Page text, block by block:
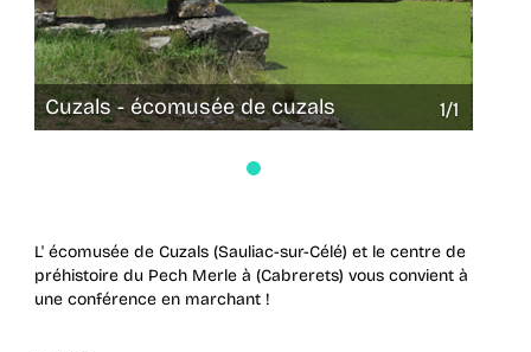
Cuzals - écomusée de cuzals 1/1
L' écomusée de Cuzals (Sauliac-sur-Célé) et le centre de
préhistoire du Pech Merle à (Cabrerets) vous convient à
une conférence en marchant !